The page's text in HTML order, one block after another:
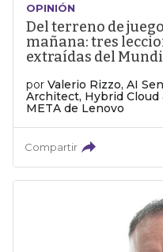
OPINIÓN
Del terreno de
mañana: tres
extraídas del
por Valerio Rizzo, AI
Architect, Hybrid Cloud
META de Lenovo
Compartir